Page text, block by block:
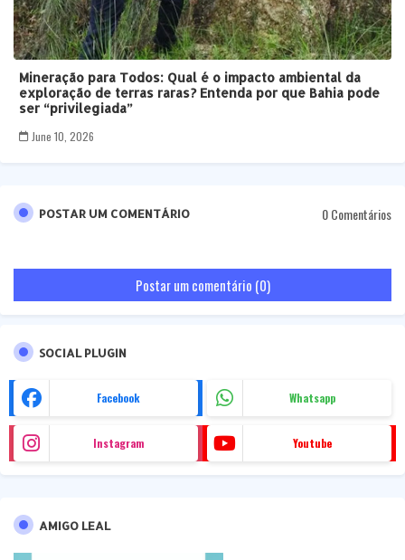
Mineração para Todos: Qual é o impacto ambiental da
exploração de terras raras? Entenda por que Bahia pode
ser “privilegiada”
June 10, 2026
POSTAR UM COMENTÁRIO 0 Comentários
Postar um comentário (0)
SOCIAL PLUGIN
Facebook Whatsapp
Instagram Youtube
AMIGO LEAL